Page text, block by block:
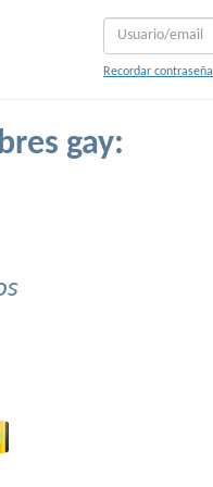
Recordar contraseña
gay: